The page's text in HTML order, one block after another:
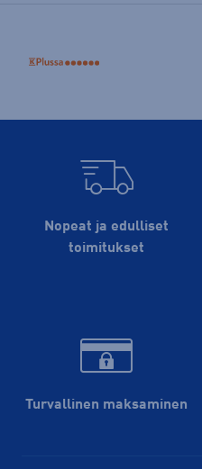
Nopeat ja edulliset
toimitukset
Turvallinen maksaminen